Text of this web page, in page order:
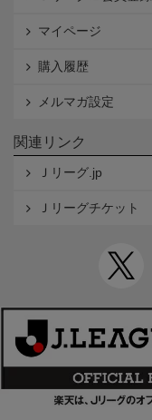
マイページ
購入履歴
メルマガ設定
関連リンク
Ｊリーグ.jp
Ｊリーグチケット